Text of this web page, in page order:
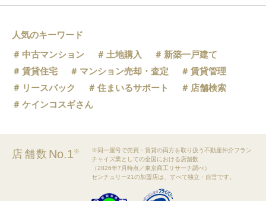
人気のキーワード
中古マンション
土地購入
新築一戸建て
賃貸住宅
マンション売却・査定
賃貸管理
リースバック
住まいるサポート
店舗検索
ケインコスギさん
店舗数 No.1※
※同一屋号で売買・賃貸の両方を取り扱う不動産仲介フラン
チャイズ業としての全国における店舗数
（2026年7月時点／東京商工リサーチ調べ）
センチュリー21の加盟店は、すべて独立・自営です。